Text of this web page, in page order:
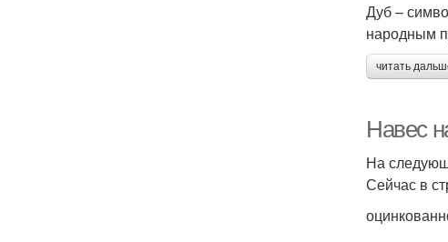
Дуб –
народным
читать
Навес
На
Сейчас в